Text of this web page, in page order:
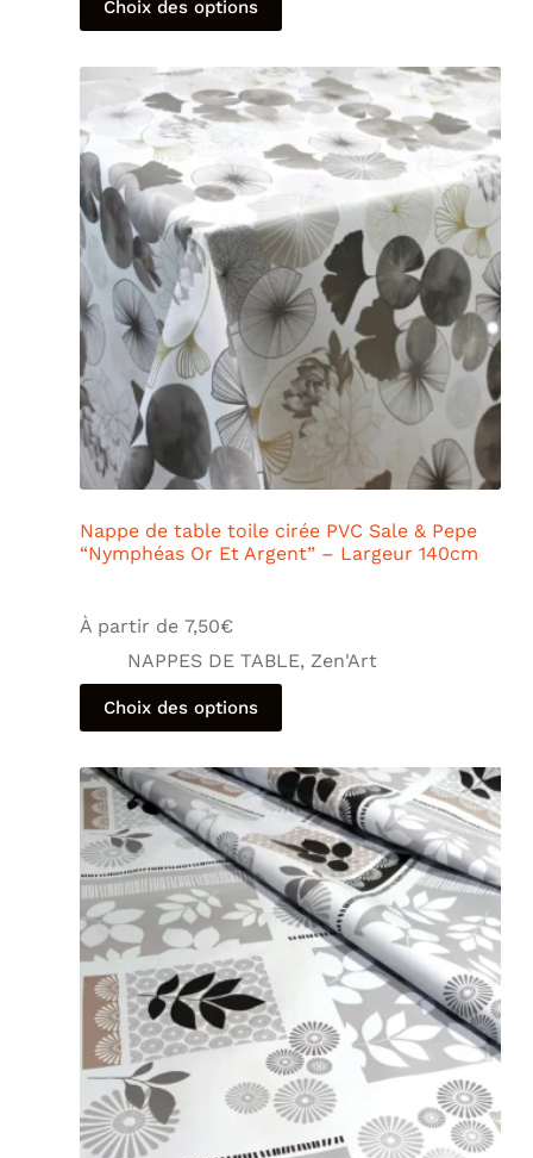
Choix des options
Nappe de table toile cirée PVC Sale & Pepe
“Nymphéas Or Et Argent” – Largeur 140cm
À partir de 7,50€
NAPPES DE TABLE, Zen'Art
Choix des options